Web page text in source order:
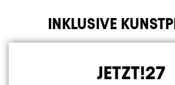
INKLUSIVE
JETZT!27